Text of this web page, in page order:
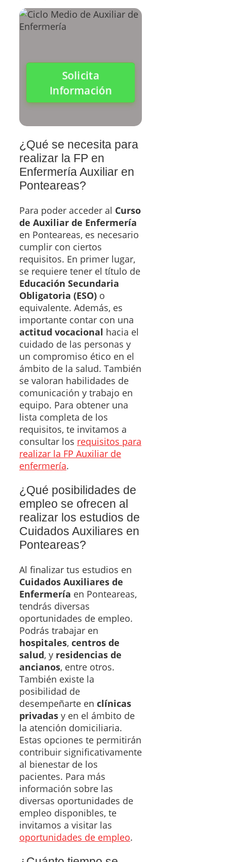
Solicita
Información
¿Qué se necesita para
realizar la FP en
Enfermería Auxiliar en
Ponteareas?
Para poder acceder al Curso
de Auxiliar de Enfermería
en Ponteareas, es necesario
cumplir con ciertos
requisitos. En primer lugar,
se requiere tener el título de
Educación Secundaria
Obligatoria (ESO) o
equivalente. Además, es
importante contar con una
actitud vocacional hacia el
cuidado de las personas y
un compromiso ético en el
ámbito de la salud. También
se valoran habilidades de
comunicación y trabajo en
equipo. Para obtener una
lista completa de los
requisitos, te invitamos a
consultar los requisitos para
realizar la FP Auxiliar de
enfermería.
¿Qué posibilidades de
empleo se ofrecen al
realizar los estudios de
Cuidados Auxiliares en
Ponteareas?
Al finalizar tus estudios en
Cuidados Auxiliares de
Enfermería en Ponteareas,
tendrás diversas
oportunidades de empleo.
Podrás trabajar en
hospitales, centros de
salud, y residencias de
ancianos, entre otros.
También existe la
posibilidad de
desempeñarte en clínicas
privadas y en el ámbito de
la atención domiciliaria.
Estas opciones te permitirán
contribuir significativamente
al bienestar de los
pacientes. Para más
información sobre las
diversas oportunidades de
empleo disponibles, te
invitamos a visitar las
oportunidades de empleo.